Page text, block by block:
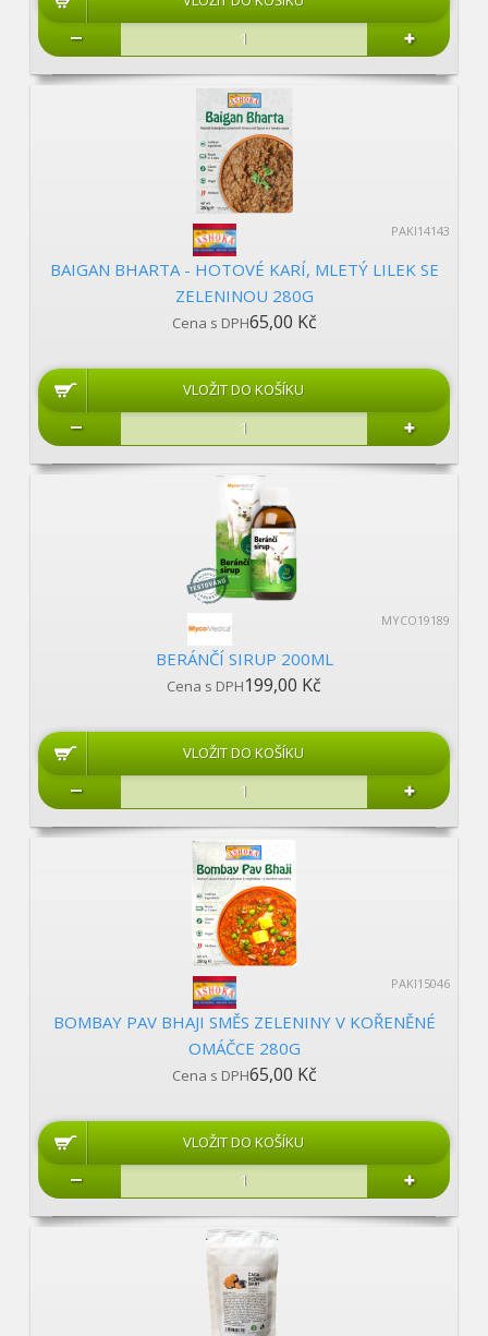
PAKI14143
BAIGAN BHARTA - HOTOVÉ KARÍ, MLETÝ LILEK SE
ZELENINOU 280G
Cena s DPH65,00 Kč
MYCO19189
BERÁNČÍ SIRUP 200ML
Cena s DPH199,00 Kč
PAKI15046
BOMBAY PAV BHAJI SMĚS ZELENINY V KOŘENĚNÉ
OMÁČCE 280G
Cena s DPH65,00 Kč